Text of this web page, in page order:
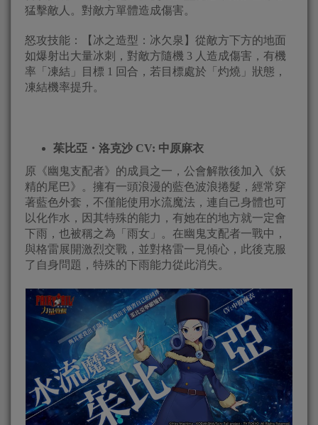
猛擊敵人。對敵方單體造成傷害。
怒攻技能：【冰之造型：冰欠泉】從敵方下方的地面
如爆射出大量冰刺，對敵方隨機 3 人造成傷害，有機
率「凍結」目標 1 回合，若目標處於「灼燒」狀態，
凍結機率提升。
茱比亞・洛克沙 CV: 中原麻衣
原《幽鬼支配者》的成員之一，公會解散後加入《妖
精的尾巴》。擁有一頭浪漫的藍色波浪捲髮，經常穿
著藍色外套，不僅能使用水流魔法，連自己身體也可
以化作水，因其特殊的能力，有她在的地方就一定會
下雨，也被稱之為「雨女」。在幽鬼支配者一戰中，
與格雷展開激烈交戰，並對格雷一見傾心，此後克服
了自身問題，特殊的下雨能力從此消失。